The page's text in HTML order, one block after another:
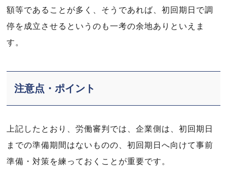
額等であることが多く、そうであれば、初回期日で調
停を成立させるというのも一考の余地ありといえま
す。
注意点・ポイント
上記したとおり、労働審判では、企業側は、初回期日
までの準備期間はないものの、初回期日へ向けて事前
準備・対策を練っておくことが重要です。